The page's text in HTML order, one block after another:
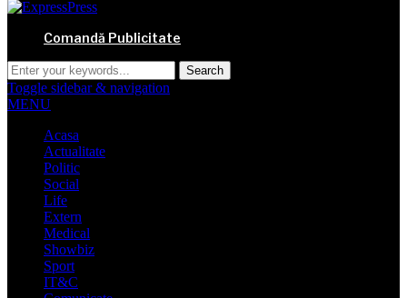
Comandă Publicitate
Toggle sidebar & navigation
MENU
Acasa
Actualitate
Politic
Social
Life
Extern
Medical
Showbiz
Sport
IT&C